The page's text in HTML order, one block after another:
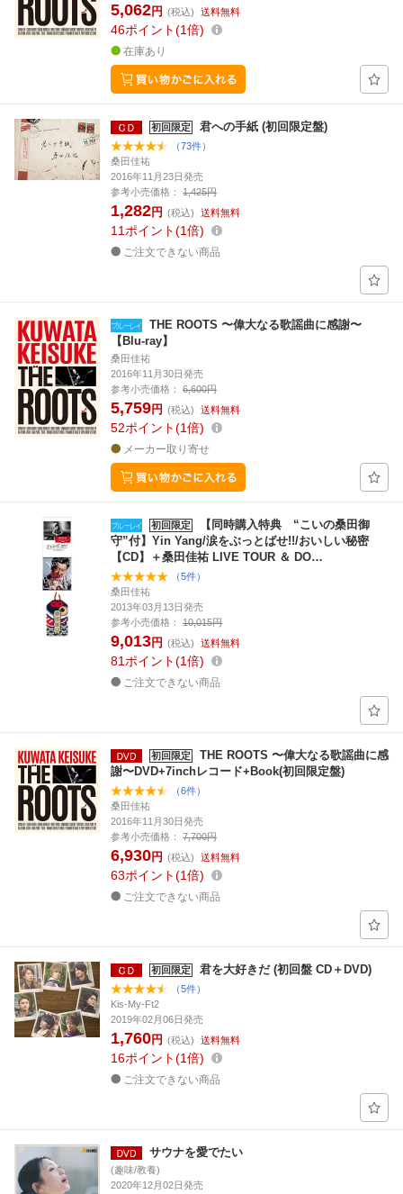
5,062円 (税込) 送料無料
46ポイント 1倍
在庫あり
初回限定 君への手紙 (初回限定盤)
（73件）
桑田佳祐
2016年11月23日発売
参考小売価格：
1,425円
1,282円 (税込) 送料無料
11 ポイント 1倍
ご注文できない商品
THE ROOTS 〜偉大なる歌謡曲に感謝〜
【Blu-ray】
桑田佳祐
2016年11月30日発売
参考小売価格：
6,600円
5,759円 (税込) 送料無料
52ポイント 1倍
メーカー取り寄せ
初回限定
【同時購入特典 “こいの桑田御
守”付】Yin Yang/涙をぶっとばせ!!/おいしい秘密
【CD】＋桑田佳祐 LIVE TOUR ＆ DO…
（5件）
桑田佳祐
2013年03月13日発売
参考小売価格：
10,015円
9,013円 (税込) 送料無料
81 ポイント 1倍
ご注文できない商品
初回限定
THE ROOTS 〜偉大なる歌謡曲に感
謝〜DVD+7inchレコード+Book(初回限定盤)
（6件）
桑田佳祐
2016年11月30日発売
参考小売価格：
7,700円
6,930円 (税込) 送料無料
63ポイント 1倍
ご注文できない商品
初回限定 君を大好きだ (初回盤 CD＋DVD)
（5件）
Kis-My-Ft2
2019年02月06日発売
1,760円 (税込) 送料無料
16ポイント 1倍
ご注文できない商品
サウナを愛でたい
(趣味/教養)
2020年12月02日発売